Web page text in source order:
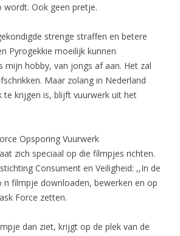
wordt. Ook geen pretje.
strenge straffen en betere
Pyrogekkie moeilijk kunnen
mijn hobby, van jongs af aan. Het zal
Maar zolang in Nederland
te krijgen is, blijft vuurwerk uit het
Opsporing Vuurwerk
zich speciaal op die filmpjes richten.
Consument en Veiligheid: ,,In de
n filmpje downloaden, bewerken en op
Force zetten.
dan ziet, krijgt op de plek van de